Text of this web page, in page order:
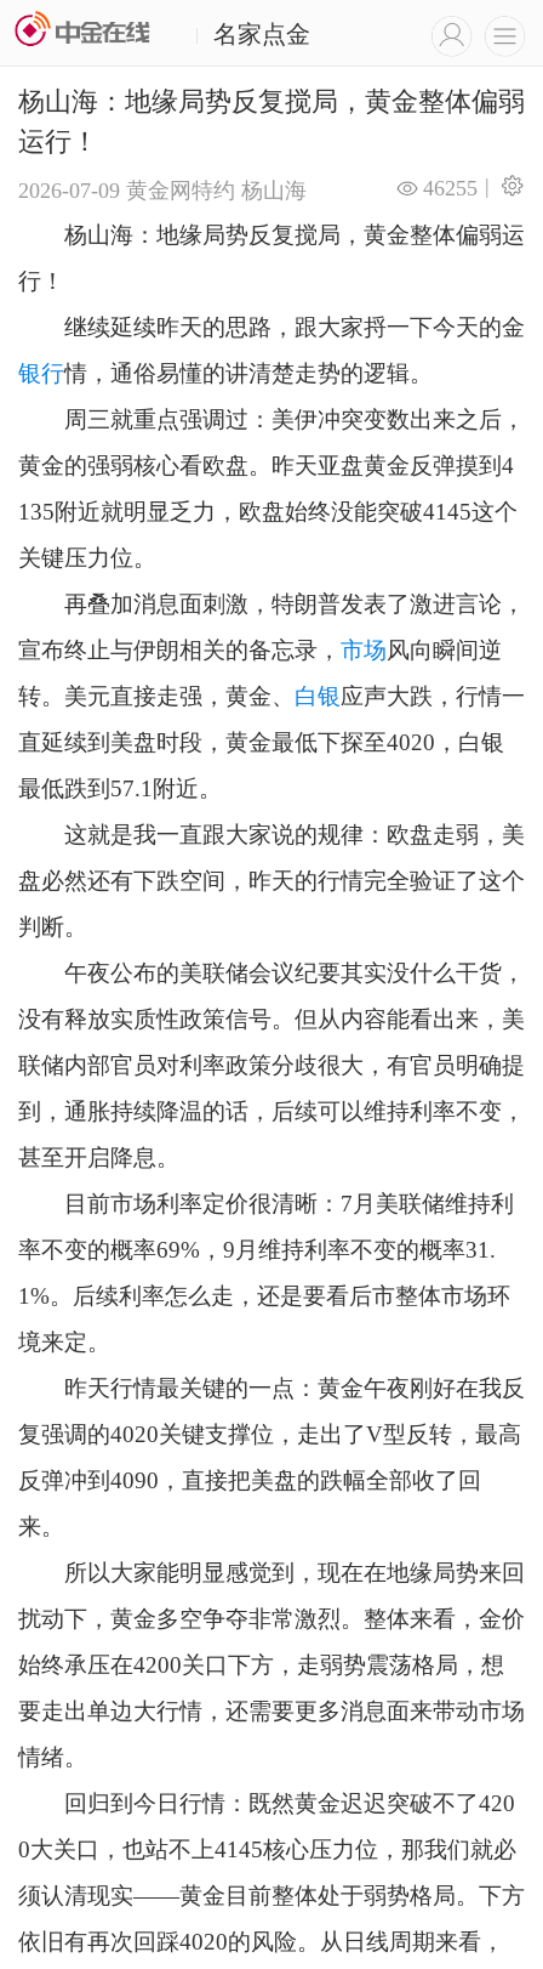
名家点金
杨山海：地缘局势反复搅局，黄金整体偏弱
运行！
2026-07-09 黄金网特约 杨山海 |
46255
杨山海：地缘局势反复搅局，黄金整体偏弱运
行！
继续延续昨天的思路，跟大家捋一下今天的金
银行情，通俗易懂的讲清楚走势的逻辑。
周三就重点强调过：美伊冲突变数出来之后，
黄金的强弱核心看欧盘。昨天亚盘黄金反弹摸到4
135附近就明显乏力，欧盘始终没能突破4145这个
关键压力位。
再叠加消息面刺激，特朗普发表了激进言论，
宣布终止与伊朗相关的备忘录， 市场风向瞬间逆
转。美元直接走强，黄金、 白银应声大跌，行情一
直延续到美盘时段，黄金最低下探至4020，白银
最低跌到57.1附近。
这就是我一直跟大家说的规律：欧盘走弱，美
盘必然还有下跌空间，昨天的行情完全验证了这个
判断。
午夜公布的美联储会议纪要其实没什么干货，
没有释放实质性政策信号。但从内容能看出来，美
联储内部官员对利率政策分歧很大，有官员明确提
到，通胀持续降温的话，后续可以维持利率不变，
甚至开启降息。
目前市场利率定价很清晰：7月美联储维持利
率不变的概率69%，9月维持利率不变的概率31.
1%。后续利率怎么走，还是要看后市整体市场环
境来定。
昨天行情最关键的一点：黄金午夜刚好在我反
复强调的4020关键支撑位，走出了V型反转，最高
反弹冲到4090，直接把美盘的跌幅全部收了回
来。
所以大家能明显感觉到，现在在地缘局势来回
扰动下，黄金多空争夺非常激烈。整体来看，金价
始终承压在4200关口下方，走弱势震荡格局，想
要走出单边大行情，还需要更多消息面来带动市场
情绪。
回归到今日行情：既然黄金迟迟突破不了420
0大关口，也站不上4145核心压力位，那我们就必
须认清现实——黄金目前整体处于弱势格局。下方
依旧有再次回踩4020的风险。从日线周期来看，